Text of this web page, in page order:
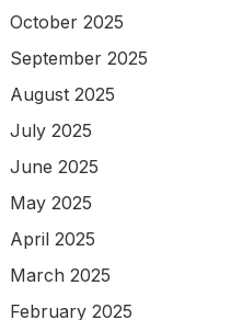
October 2025
September 2025
August 2025
July 2025
June 2025
May 2025
April 2025
March 2025
February 2025